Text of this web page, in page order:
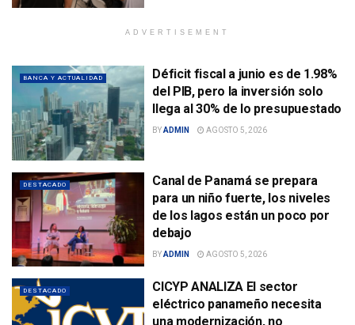
ADVERTISEMENT
BANCA Y ACTUALIDAD
Déficit fiscal a junio es de 1.98%
del PIB, pero la inversión solo
llega al 30% de lo presupuestado
BYADMIN AGOSTO 5, 2026
DESTACADO
Canal de Panamá se prepara
para un niño fuerte, los niveles
de los lagos están un poco por
debajo
BYADMIN AGOSTO 5, 2026
DESTACADO
CICYP ANALIZA El sector
eléctrico panameño necesita
una modernización, no